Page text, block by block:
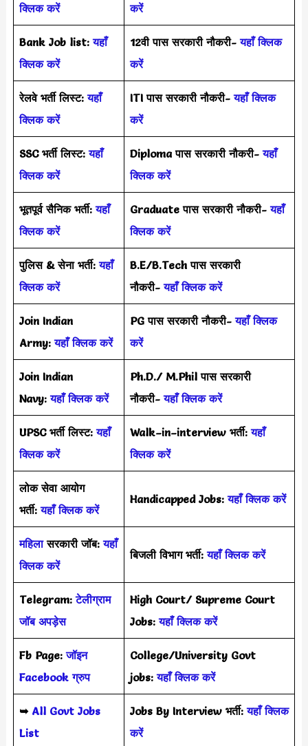
क्लिक करें
करें
Bank Job list:यहाँ
क्लिक करें
12वी पास सरकारी नौकरी-यहाँ क्लिक
करें
रेलवे भर्ती लिस्ट:यहाँ
क्लिक करें
ITI पास सरकारी नौकरी-यहाँ क्लिक
करें
SSC भर्ती लिस्ट:यहाँ
क्लिक करें
Diploma पास सरकारी नौकरी-यहाँ
क्लिक करें
भूतपूर्व सैनिक भर्ती:यहाँ
क्लिक करें
Graduate पास सरकारी नौकरी-यहाँ
क्लिक करें
पुलिस & सेना भर्ती:यहाँ
क्लिक करें
B.E/B.Tech पास सरकारी
नौकरी-यहाँ क्लिक करें
Join Indian
Army:यहाँ क्लिक करें
PG पास सरकारी नौकरी-यहाँ क्लिक
करें
Join Indian
Navy:यहाँ क्लिक करें
Ph.D./ M.Phil पास सरकारी
नौकरी-यहाँ क्लिक करें
UPSC भर्ती लिस्ट:यहाँ
क्लिक करें
Walk–in–interview भर्ती:यहाँ
क्लिक करें
लोक सेवा आयोग
भर्ती:यहाँ क्लिक करें
Handicapped Jobs:यहाँ क्लिक करें
महिलासरकारी जॉब:यहाँ
क्लिक करें
बिजली विभाग भर्ती:यहाँ क्लिक करें
Telegram:टेलीग्राम
जॉब अपड़ेस
High Court/ Supreme Court
Jobs:यहाँ क्लिक करें
Fb Page:जॉइन
Facebook ग्रुप
College/University Govt
jobs:यहाँ क्लिक करें
➥ All Govt Jobs
List
Jobs By Interview भर्ती:यहाँ क्लिक
करें